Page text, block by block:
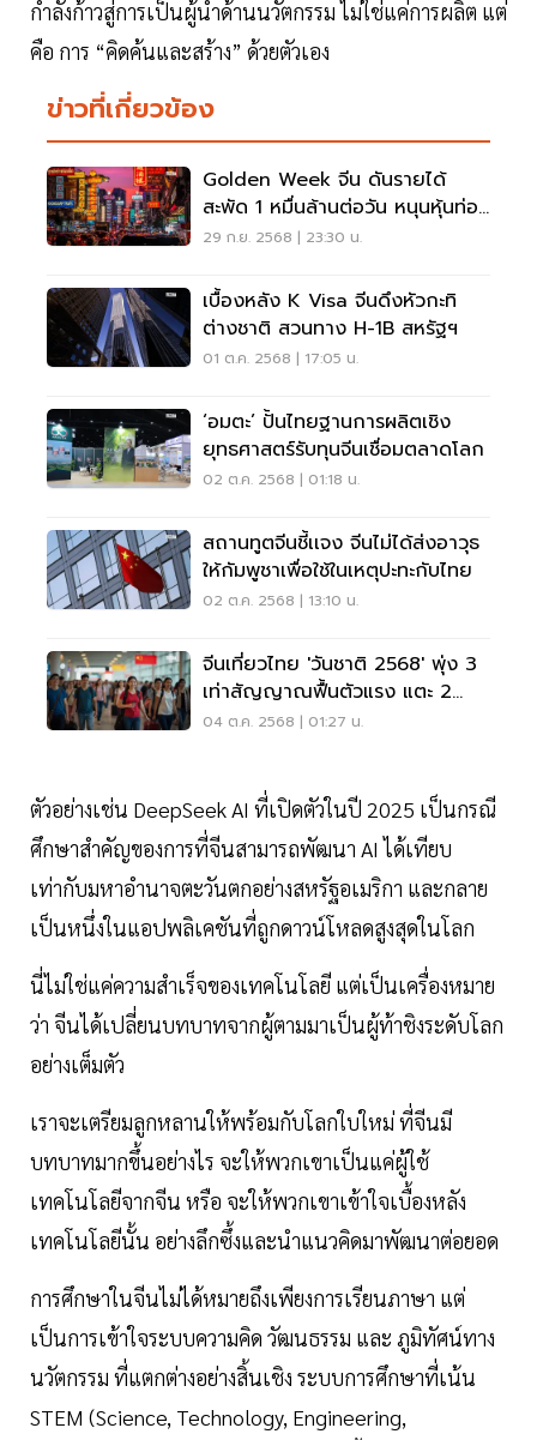
กำลังก้าวสู่การเป็นผู้นำด้านนวัตกรรม ไม่ใช่แค่การผลิต แต่
คือ การ “คิดค้นและสร้าง” ด้วยตัวเอง
ข่าวที่เกี่ยวข้อง
Golden Week จีน ดันรายได้
สะพัด 1 หมื่นล้านต่อวัน หนุนหุ้นท่อง
เที่ยวคึกคัก
29 ก.ย. 2568 | 23:30 น.
เบื้องหลัง K Visa จีนดึงหัวกะทิ
ต่างชาติ สวนทาง H-1B สหรัฐฯ
01 ต.ค. 2568 | 17:05 น.
‘อมตะ’ ปั้นไทยฐานการผลิตเชิง
ยุทธศาสตร์รับทุนจีนเชื่อมตลาดโลก
02 ต.ค. 2568 | 01:18 น.
สถานทูตจีนชี้เเจง จีนไม่ได้ส่งอาวุธ
ให้กัมพูชาเพื่อใช้ในเหตุปะทะกับไทย
02 ต.ค. 2568 | 13:10 น.
จีนเที่ยวไทย 'วันชาติ 2568' พุ่ง 3
เท่าสัญญาณฟื้นตัวแรง แตะ 2
หมื่นคนต่อวัน
04 ต.ค. 2568 | 01:27 น.
ตัวอย่างเช่น DeepSeek AI ที่เปิดตัวในปี 2025 เป็นกรณี
ศึกษาสำคัญของการที่จีนสามารถพัฒนา AI ได้เทียบ
เท่ากับมหาอำนาจตะวันตกอย่างสหรัฐอเมริกา และกลาย
เป็นหนึ่งในแอปพลิเคชันที่ถูกดาวน์โหลดสูงสุดในโลก
นี่ไม่ใช่แค่ความสำเร็จของเทคโนโลยี แต่เป็นเครื่องหมาย
ว่า จีนได้เปลี่ยนบทบาทจากผู้ตามมาเป็นผู้ท้าชิงระดับโลก
อย่างเต็มตัว
เราจะเตรียมลูกหลานให้พร้อมกับโลกใบใหม่ ที่จีนมี
บทบาทมากขึ้นอย่างไร จะให้พวกเขาเป็นแค่ผู้ใช้
เทคโนโลยีจากจีน หรือ จะให้พวกเขาเข้าใจเบื้องหลัง
เทคโนโลยีนั้น อย่างลึกซึ้งและนำแนวคิดมาพัฒนาต่อยอด
การศึกษาในจีนไม่ได้หมายถึงเพียงการเรียนภาษา แต่
เป็นการเข้าใจระบบความคิด วัฒนธรรม และ ภูมิทัศน์ทาง
นวัตกรรม ที่แตกต่างอย่างสิ้นเชิง ระบบการศึกษาที่เน้น
STEM (Science, Technology, Engineering,